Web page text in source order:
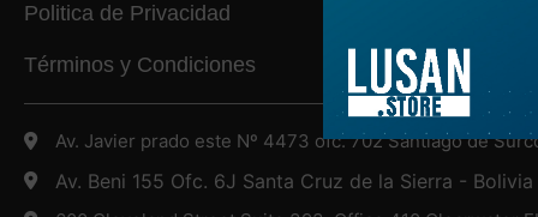
Politica de Privacidad
Términos y Condiciones
Av. Javier prado este Nº 4473 ofc. 702 Santiago de
Av. Beni 155 Ofc. 6J Santa Cruz de la Sierra - Bolivia